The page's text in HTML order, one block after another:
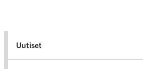
Uutiset